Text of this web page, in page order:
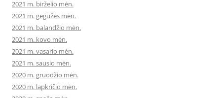
2021 m. birželio mėn.
2021 m. gegužės mėn.
2021 m. balandžio mėn.
2021 m. kovo mėn.
2021 m. vasario mėn.
2021 m. sausio mėn.
2020 m. gruodžio mėn.
2020 m. lapkričio mėn.